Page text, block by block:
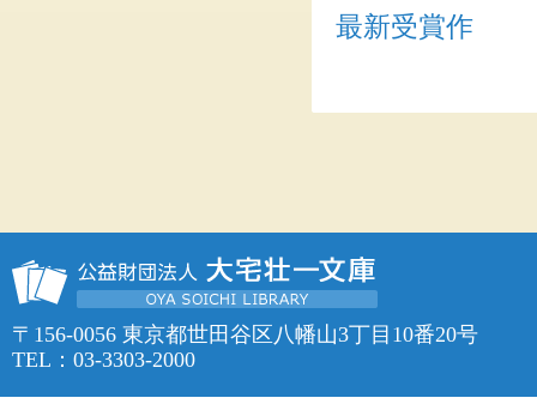
最新受賞作
〒156-0056 東京都世田谷区八幡山3丁目10番20号
TEL：03-3303-2000